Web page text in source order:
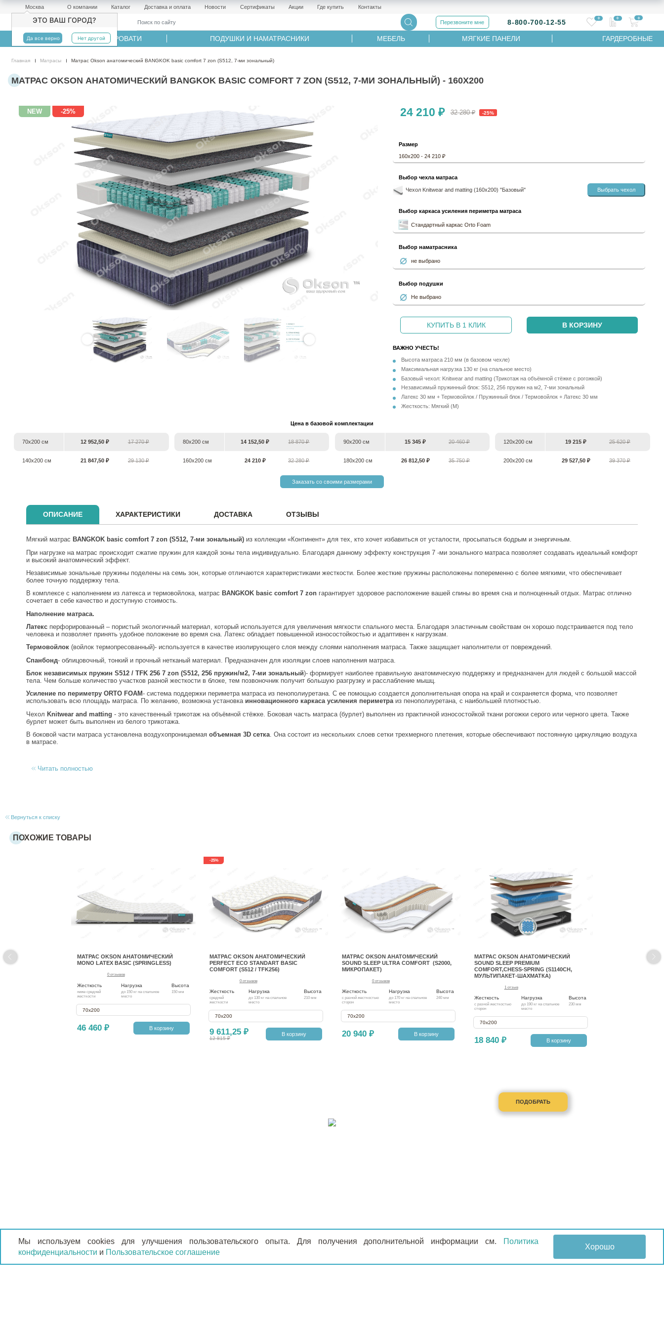
Москва
ЭТО ВАШ ГОРОД?
Да все верно Нет другой
О компании Каталог Доставка и оплата Новости Сертификаты Акции Где купить Контакты
Перезвоните мне 8-800-700-12-55
0 0 0
МАТРАСЫ КРОВАТИ ПОДУШКИ И НАМАТРАСНИКИ МЕБЕЛЬ МЯГКИЕ ПАНЕЛИ ГАРДЕРОБНЫЕ
Главная Матрасы Матрас Okson анатомический BANGKOK basic comfort 7 zon (S512, 7-ми зональный)
МАТРАС OKSON АНАТОМИЧЕСКИЙ BANGKOK BASIC COMFORT 7 ZON (S512, 7-МИ ЗОНАЛЬНЫЙ) - 160Х200
NEW -25%
Размер
160х200 - 24 210 ₽
24 210 ₽ 32 280 ₽ -25%
Выбор чехла матраса
Чехол Knitwear and matting (160х200) "Базовый" Выбрать чехол
Выбор каркаса усиления периметра матраса
Стандартный каркас Orto Foam
Выбор наматрасника
не выбрано
Выбор подушки
Не выбрано
КУПИТЬ В 1 КЛИК В КОРЗИНУ
ВАЖНО УЧЕСТЬ!
Высота матраса 210 мм (в базовом чехле)
Максимальная нагрузка 130 кг (на спальное место)
Базовый чехол: Knitwear and matting (Трикотаж на объёмной стёжке с рогожкой)
Независимый пружинный блок: S512, 256 пружин на м2, 7-ми зональный
Латекс 30 мм + Термовойлок / Пружинный блок / Термовойлок + Латекс 30 мм
Жесткость: Мягкий (М)
Цена в базовой комплектации
70х200 см 12 952,50 ₽ 17 270 ₽ 80х200 см 14 152,50 ₽ 18 870 ₽ 90х200 см 15 345 ₽ 20 460 ₽ 120х200 см 19 215 ₽ 25 620 ₽
140х200 см 21 847,50 ₽ 29 130 ₽ 160х200 см 24 210 ₽ 32 280 ₽ 180х200 см 26 812,50 ₽ 35 750 ₽ 200х200 см 29 527,50 ₽ 39 370 ₽
Заказать со своими размерами
ОПИСАНИЕ ХАРАКТЕРИСТИКИ ДОСТАВКА ОТЗЫВЫ
Мягкий матрас BANGKOK basic comfort 7 zon (S512, 7-ми зональный)из коллекции «Континент» для тех, кто хочет избавиться от усталости, просыпаться бодрым и энергичным.
При нагрузке на матрас происходит сжатие пружин для каждой зоны тела индивидуально. Благодаря данному эффекту конструкция 7 -ми зонального матраса позволяет создавать идеальный комфорт
и высокий анатомический эффект.
Независимые зональные пружины поделены на семь зон, которые отличаются характеристиками жесткости. Более жесткие пружины расположены попеременно с более мягкими, что обеспечивает
более точную поддержку тела.
В комплексе с наполнением из латекса и термовойлока, матрас BANGKOK basic comfort 7 zonгарантирует здоровое расположение вашей спины во время сна и полноценный отдых. Матрас отлично
сочетает в себе качество и доступную стоимость.
Наполнение матраса.
Латексперфорированный – пористый экологичный материал, который используется для увеличения мягкости спального места. Благодаря эластичным свойствам он хорошо подстраивается под тело
человека и позволяет принять удобное положение во время сна. Латекс обладает повышенной износостойкостью и адаптивен к нагрузкам.
Термовойлок (войлок термопресованный)- используется в качестве изолирующего слоя между слоями наполнения матраса. Также защищает наполнители от повреждений.
Спанбонд- облицовочный, тонкий и прочный нетканый материал. Предназначен для изоляции слоев наполнения матраса.
Блок независимых пружин S512 / TFK 256 7 zon (S512, 256 пружин/м2, 7-ми зональный)- формирует наиболее правильную анатомическую поддержку и предназначен для людей с большой массой
тела. Чем больше количество участков разной жесткости в блоке, тем позвоночник получит большую разгрузку и расслабление мышц.
Усиление по периметру ORTO FOAM- система поддержки периметра матраса из пенополиуретана. С ее помощью создается дополнительная опора на край и сохраняется форма, что позволяет
использовать всю площадь матраса. По желанию, возможна установка инновационного каркаса усиления периметра из пенополиуретана, с наибольшей плотностью.
Чехол Knitwear and matting - это качественный трикотаж на объёмной стёжке. Боковая часть матраса (бурлет) выполнен из практичной износостойкой ткани рогожки серого или черного цвета. Также
бурлет может быть выполнен из белого трикотажа.
В боковой части матраса установлена воздухопроницаемая объемная 3D сетка. Она состоит из нескольких слоев сетки трехмерного плетения, которые обеспечивают постоянную циркуляцию воздуха
в матрасе.
Читать полностью
Вернуться к списку
ПОХОЖИЕ ТОВАРЫ
МАТРАС OKSON АНАТОМИЧЕСКИЙ
MONO LATEX BASIC (SPRINGLESS)
0 отзывов
46 460 ₽
Жесткость
ниже средней
жесткости
Нагрузка
до 150 кг на спальное
место
Высота
150 мм
70х200
В корзину
-25%
МАТРАС OKSON АНАТОМИЧЕСКИЙ
PERFECT ECO STANDART BASIC
COMFORT (S512 / TFK256)
0 отзывов
9 611,25 ₽
12 815 ₽
Жесткость
средней
жесткости
Нагрузка
до 130 кг на спальное
место
Высота
210 мм
70х200
В корзину
МАТРАС OKSON АНАТОМИЧЕСКИЙ
SOUND SLEEP ULTRA COMFORT (S2000,
МИКРОПАКЕТ)
0 отзывов
20 940 ₽
Жесткость
с разной жесткостью
сторон
Нагрузка
до 170 кг на спальное
место
Высота
240 мм
70х200
В корзину
МАТРАС OKSON АНАТОМИЧЕСКИЙ
SOUND SLEEP PREMIUM
COMFORT,CHESS-SPRING (S1140CH,
МУЛЬТИПАКЕТ-ШАХМАТКА)
1 отзыв
18 840 ₽
Жесткость
с разной жесткостью
сторон
Нагрузка
до 190 кг на спальное
место
Высота
230 мм
70х200
В корзину
ПОДОБРАТЬ
Мы используем cookies для улучшения пользовательского опыта. Для получения дополнительной информации см. Политика
конфиденциальности и Пользовательское соглашение
Хорошо